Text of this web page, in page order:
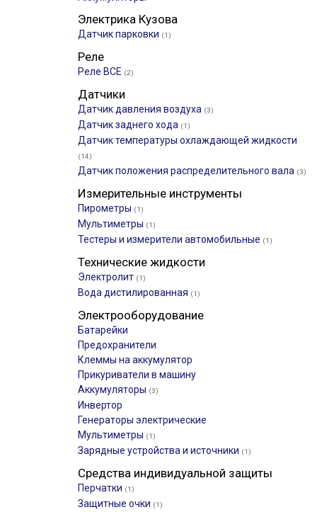
Электрика Кузова
Датчик парковки (1)
Реле
Реле ВСЕ (2)
Датчики
Датчик давления воздуха (3)
Датчик заднего хода (1)
Датчик температуры охлаждающей жидкости
(14)
Датчик положения распределительного вала (3)
Измерительные инструменты
Пирометры (1)
Мультиметры (1)
Тестеры и измерители автомобильные (1)
Технические жидкости
Электролит (1)
Вода дистилированная (1)
Электрооборудование
Батарейки
Предохранители
Клеммы на аккумулятор
Прикуриватели в машину
Аккумуляторы (3)
Инвертор
Генераторы электрические
Мультиметры (1)
Зарядные устройства и источники (1)
Средства индивидуальной защиты
Перчатки (1)
Защитные очки (1)